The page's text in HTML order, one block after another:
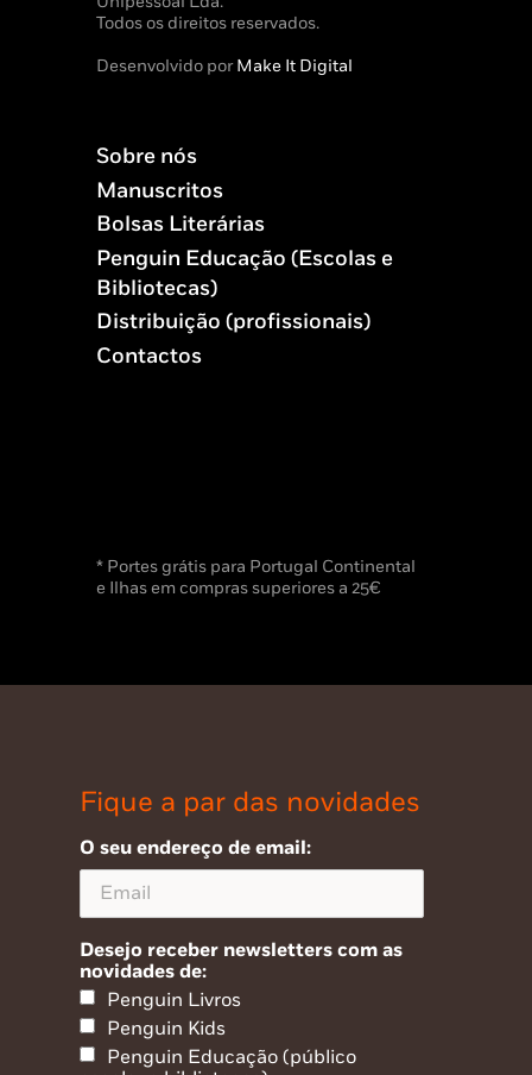
Todos os direitos reservados.
Desenvolvido porMake It Digital
Sobre nós
Manuscritos
Bolsas Literárias
Penguin Educação (Escolas e
Bibliotecas)
Distribuição (profissionais)
Contactos
* Portes grátis para Portugal Continental
e Ilhas em compras superiores a 25€
Fique a par das novidades
O seu endereço de email:
Desejo receber newsletters com as
novidades de:
Penguin Livros
Penguin Kids
Penguin Educação (público